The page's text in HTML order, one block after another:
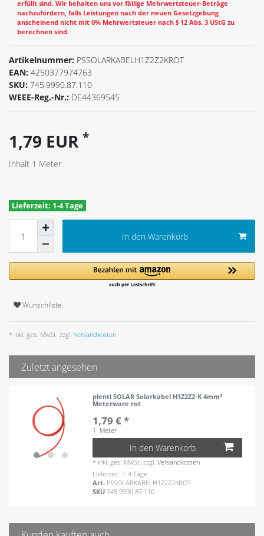
erfüllt sind. Wir behalten uns vor fällige Mehrwertsteuer-Beträge
nachzufordern, falls Leistungen nach der neuen Gesetzgebung
anscheinend nicht mit 0% Mehrwertsteuer nach § 12 Abs. 3 UStG zu
berechnen sind.
Artikelnummer: PSSOLARKABELH1Z2Z2KROT
EAN: 4250377974763
SKU: 745.9990.87.110
WEEE-Reg.-Nr.: DE44369545
1,79 EUR *
Inhalt 1 Meter
Lieferzeit: 1-4 Tage
In den Warenkorb
Wunschliste
* inkl. ges. MwSt. zzgl. Versandkosten
Zuletzt angesehen
plenti SOLAR Solarkabel H1Z2Z2-K 4mm²
Meterware rot
1,79 € *
1 Meter
In den Warenkorb
* inkl. ges. MwSt. zzgl.Versandkosten
Lieferzeit: 1-4 Tage
Art. PSSOLARKABELH1Z2Z2KROT
SKU745.9990.87.110